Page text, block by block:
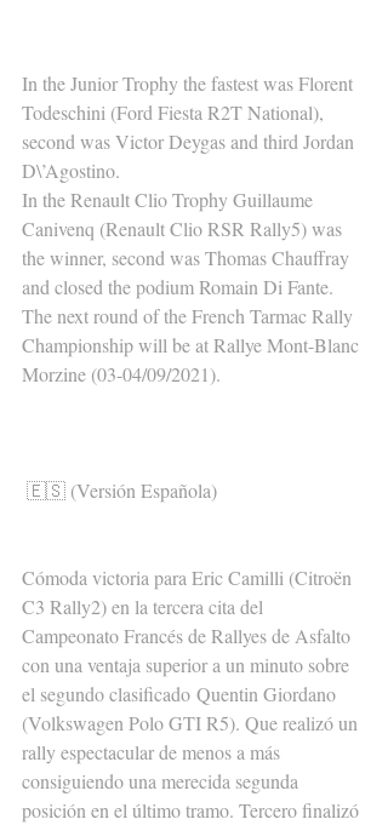
In the Junior Trophy the fastest was Florent
Todeschini (Ford Fiesta R2T National),
second was Victor Deygas and third Jordan
D\’Agostino.
In the Renault Clio Trophy Guillaume
Canivenq (Renault Clio RSR Rally5) was
the winner, second was Thomas Chauffray
and closed the podium Romain Di Fante.
The next round of the French Tarmac Rally
Championship will be at Rallye Mont-Blanc
Morzine (03-04/09/2021).
🇪🇸 (Versión Española)
Cómoda victoria para Eric Camilli (Citroën
C3 Rally2) en la tercera cita del
Campeonato Francés de Rallyes de Asfalto
con una ventaja superior a un minuto sobre
el segundo clasificado Quentin Giordano
(Volkswagen Polo GTI R5). Que realizó un
rally espectacular de menos a más
consiguiendo una merecida segunda
posición en el último tramo. Tercero finalizó